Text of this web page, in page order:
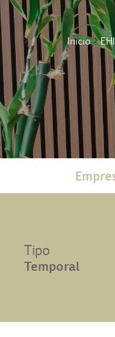
EHIB y Empresa
Conócenos
Contacto
Uib
Login
ES
Inicio
Tipo
Temporal